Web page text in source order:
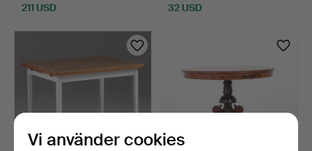
211 USD 32 USD
Vi använder cookies